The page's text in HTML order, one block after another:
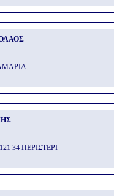
34 ΠΕΡΙΣΤΕΡΙ